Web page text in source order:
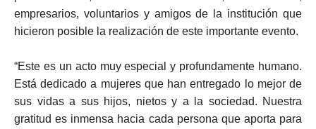
empresarios, voluntarios y amigos de la institución que
hicieron posible la realización de este importante evento.
“Este es un acto muy especial y profundamente humano.
Está dedicado a mujeres que han entregado lo mejor de
sus vidas a sus hijos, nietos y a la sociedad. Nuestra
gratitud es inmensa hacia cada persona que aporta para